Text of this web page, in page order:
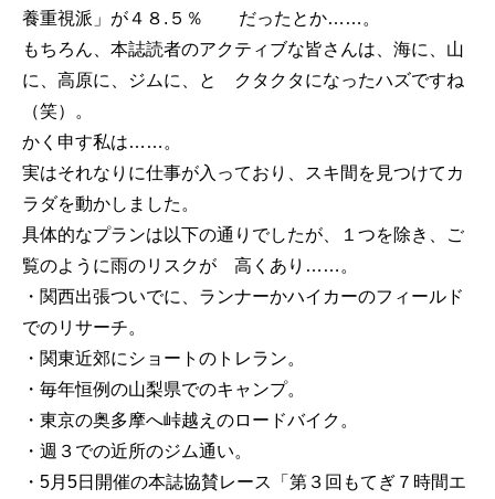
養重視派」が４８.５％ だったとか……。
もちろん、本誌読者のアクティブな皆さんは、海に、山
に、高原に、ジムに、と クタクタになったハズですね
（笑）。
かく申す私は……。
実はそれなりに仕事が入っており、スキ間を見つけてカ
ラダを動かしました。
具体的なプランは以下の通りでしたが、１つを除き、ご
覧のように雨のリスクが 高くあり……。
・関西出張ついでに、ランナーかハイカーのフィールド
でのリサーチ。
・関東近郊にショートのトレラン。
・毎年恒例の山梨県でのキャンプ。
・東京の奥多摩へ峠越えのロードバイク。
・週３での近所のジム通い。
・5月5日開催の本誌協賛レース「第３回もてぎ７時間エ